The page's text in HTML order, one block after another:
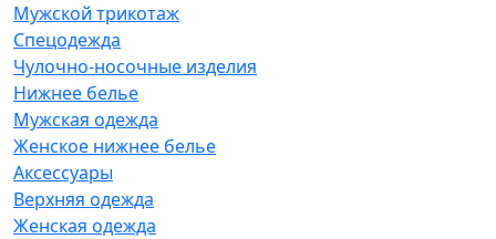
Мужской трикотаж
Спецодежда
Чулочно-носочные изделия
Нижнее белье
Мужская одежда
Женское нижнее белье
Аксессуары
Верхняя одежда
Женская одежда